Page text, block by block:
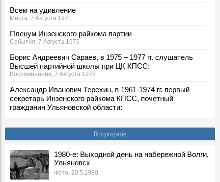
Всем на удивление
Места, 7 Августа 1971
Пленум Инзенского райкома партии
События, 7 Августа 1975
Борис Андреевич Сараев, в 1975 – 1977 гг. слушатель
Высшей партийной школы при ЦК КПСС:
Воспоминания, 7 Августа 1975
Александр Иванович Терехин, в 1961-1974 гг. первый
секретарь Инзенского райкома КПСС, почетный
гражданин Ульяновской области:
По ульяновскому проекту
События, 7 Августа 1977
7 августа 1980 года погиб в Афганистане ульяновец
Владимир Лаптев
События, 7 Августа 1980
Популярное
1980-е: Выходной день на набережной Волги,
Ульяновск
Фото, 20.5.1980